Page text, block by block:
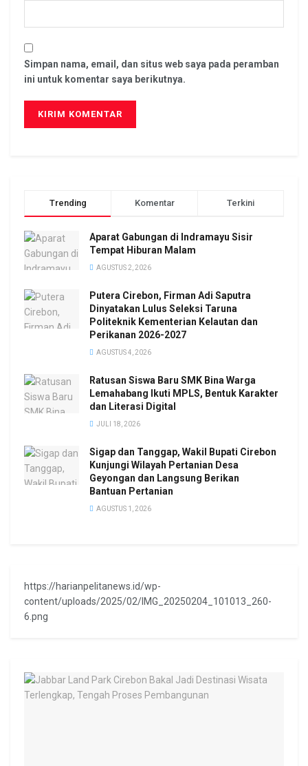
Simpan nama, email, dan situs web saya pada peramban
ini untuk komentar saya berikutnya.
Trending Komentar Terkini
Aparat Gabungan di Indramayu Sisir
Tempat Hiburan Malam
AGUSTUS 2, 2026
Putera Cirebon, Firman Adi Saputra
Dinyatakan Lulus Seleksi Taruna
Politeknik Kementerian Kelautan dan
Perikanan 2026-2027
AGUSTUS 4, 2026
Ratusan Siswa Baru SMK Bina Warga
Lemahabang Ikuti MPLS, Bentuk Karakter
dan Literasi Digital
JULI 18, 2026
Sigap dan Tanggap, Wakil Bupati Cirebon
Kunjungi Wilayah Pertanian Desa
Geyongan dan Langsung Berikan
Bantuan Pertanian
AGUSTUS 1, 2026
https://harianpelitanews.id/wp-
content/uploads/2025/02/IMG_20250204_101013_260-
6.png